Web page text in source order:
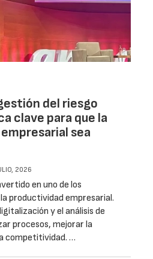
del riesgo
clave para que la
sea
2026
en uno de los
productividad empresarial.
y el análisis de
procesos, mejorar la
competitividad. …